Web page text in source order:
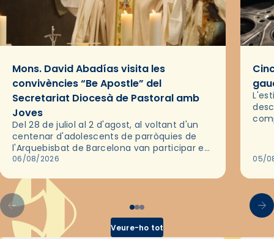
Mons. David Abadías visita les
convivències “Be Apostle” del
Secretariat Diocesà de Pastoral amb
Joves
Del 28 de juliol al 2 d'agost, al voltant d'un
centenar d'adolescents de parròquies de
l'Arquebisbat de Barcelona van participar en
les convivències Be Apostle, organitzades
06/08/2026 05/
Veure-ho tot